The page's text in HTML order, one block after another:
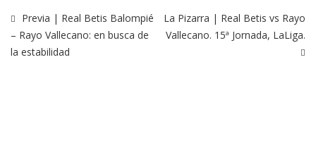
Previa | Real Betis Balompié
– Rayo Vallecano: en busca de
la estabilidad
La Pizarra | Real Betis vs Rayo
Vallecano. 15ª Jornada, LaLiga.